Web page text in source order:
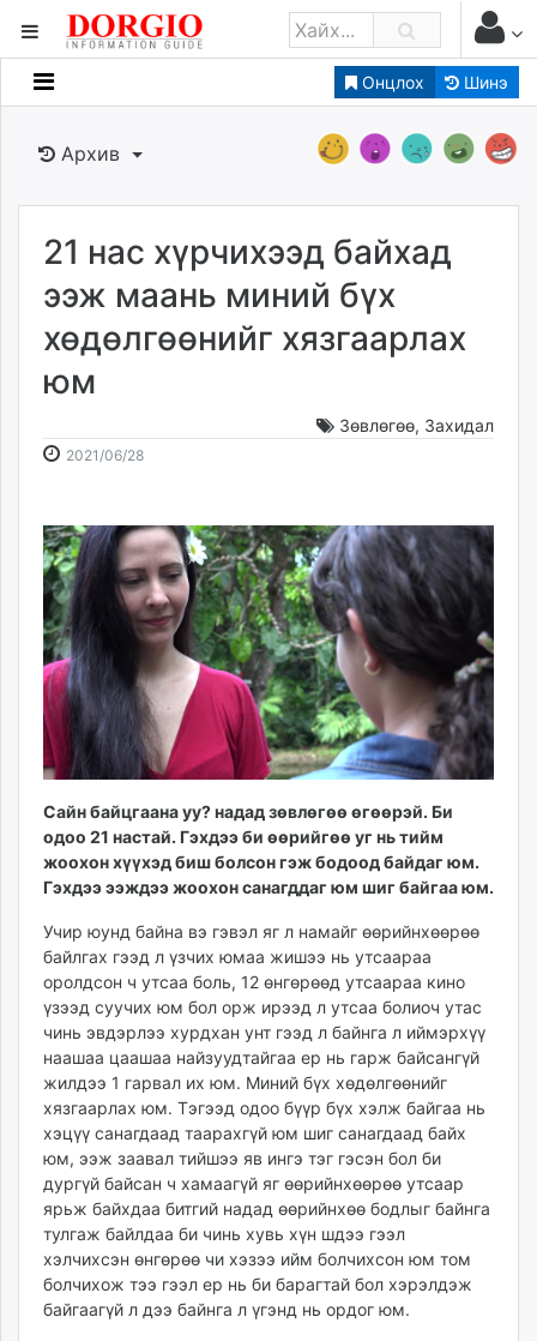
Онцлох Шинэ
Мэдээллийн
Банк санхүү
Бизнес ААН
Төрийн
dorgio.mn
Gogo.mn
news.mn
zindaa.mn
tovch.mn
ikon.mn
mnb.mn
Livetv.mn
Eguur.mn
24tsag.mn
shuud.mn
eagle.mn
ergelt.mn
today.mn
zuv.mn
mminfo.mn
urlag.mn
unen.mn
asu.mn
shudarga.mn
shuurhai.mn
unuudur.mn
isee.mn
mglradio.com
fact.mn
itoim.mn
tumen.mn
shuum.mn
times.mn
Архив
21 нас хүрчихээд байхад
ээж маань миний бүх
хөдөлгөөнийг хязгаарлах
юм
Зөвлөгөө, Захидал
2021/06/282021-
17:39:37
2026-
21:15:24
Сайн байцгаана уу? надад зөвлөгөө өгөөрэй. Би
одоо 21 настай. Гэхдээ би өөрийгөө уг нь тийм
жоохон хүүхэд биш болсон гэж бодоод байдаг юм.
Гэхдээ ээждээ жоохон санагддаг юм шиг байгаа юм.
Учир юунд байна вэ гэвэл яг л намайг өөрийнхөөрөө
байлгах гээд л үзчих юмаа жишээ нь утсаараа
оролдсон ч утсаа боль, 12 өнгөрөөд утсаараа кино
үзээд суучих юм бол орж ирээд л утсаа болиоч утас
чинь эвдэрлээ хурдхан унт гээд л байнга л иймэрхүү
наашаа цаашаа найзуудтайгаа ер нь гарж байсангүй
жилдээ 1 гарвал их юм. Миний бүх хөдөлгөөнийг
хязгаарлах юм. Тэгээд одоо бүүр бүх хэлж байгаа нь
хэцүү санагдаад таарахгүй юм шиг санагдаад байх
юм, ээж заавал тийшээ яв ингэ тэг гэсэн бол би
дургүй байсан ч хамаагүй яг өөрийнхөөрөө утсаар
ярьж байхдаа битгий надад өөрийнхөө бодлыг байнга
тулгаж байлдаа би чинь хувь хүн шдээ гээл
хэлчихсэн өнгөрөө чи хэзээ ийм болчихсон юм том
болчихож тээ гээл ер нь би барагтай бол хэрэлдэж
байгаагүй л дээ байнга л үгэнд нь ордог юм.